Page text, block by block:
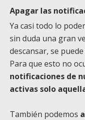
Apagar las
Ya casi todo lo
sin duda una gran
descansar, se
Para que esto no
notificaciones de
activas solo
También podemos